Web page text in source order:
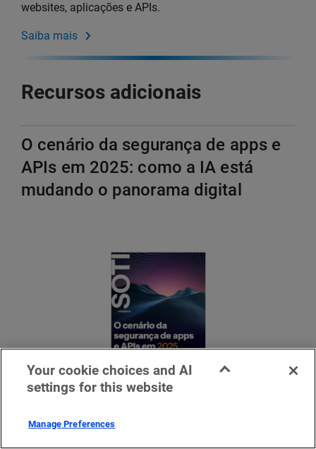
websites, aplicações e APIs.
Saiba mais
Recursos adicionais
O cenário da segurança de apps e
APIs em 2025: como a IA está
mudando o panorama digital
Your cookie choices and AI
settings for this website
Manage Preferences